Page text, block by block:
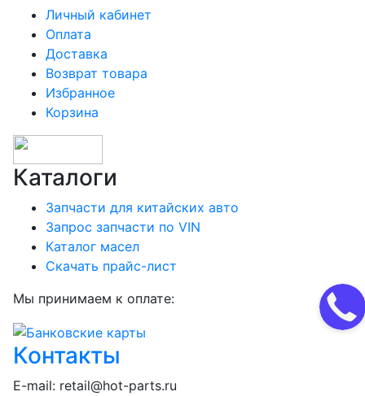
Личный кабинет
Оплата
Доставка
Возврат товара
Избранное
Корзина
Каталоги
Запчасти для китайских авто
Запрос запчасти по VIN
Каталог масел
Скачать прайс-лист
Мы принимаем к оплате:
Контакты
E-mail: retail@hot-parts.ru